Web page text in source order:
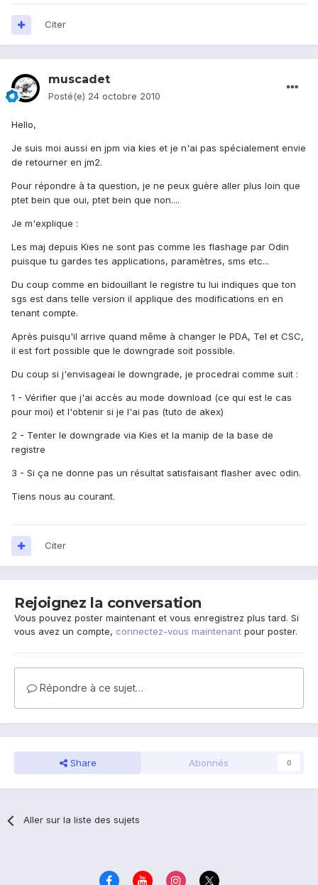
Citer
muscadet
Posté(e) 24 octobre 2010
Hello,
Je suis moi aussi en jpm via kies et je n'ai pas spécialement envie
de retourner en jm2.
Pour répondre à ta question, je ne peux guère aller plus loin que
ptet bein que oui, ptet bein que non....
Je m'explique :
Les maj depuis Kies ne sont pas comme les flashage par Odin
puisque tu gardes tes applications, paramètres, sms etc...
Du coup comme en bidouillant le registre tu lui indiques que ton
sgs est dans telle version il applique des modifications en en
tenant compte.
Après puisqu'il arrive quand même à changer le PDA, Tel et CSC,
il est fort possible que le downgrade soit possible.
Du coup si j'envisageai le downgrade, je procedrai comme suit :
1 - Vérifier que j'ai accès au mode download (ce qui est le cas
pour moi) et l'obtenir si je l'ai pas (tuto de akex)
2 - Tenter le downgrade via Kies et la manip de la base de
registre
3 - Si ça ne donne pas un résultat satisfaisant flasher avec odin.
Tiens nous au courant.
Citer
Rejoignez la conversation
Vous pouvez poster maintenant et vous enregistrez plus tard. Si
vous avez un compte, connectez-vous maintenant pour poster.
Répondre à ce sujet…
Share Abonnés 0
Aller sur la liste des sujets